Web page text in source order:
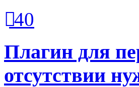
40
Плагин для
отсутствии